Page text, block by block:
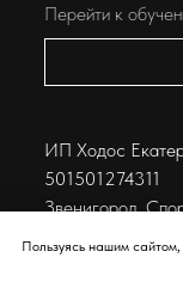
© Khodosschool,
Перейти к
ИП Ходос
501501274311
Звенигород,
Пользуясь нашим